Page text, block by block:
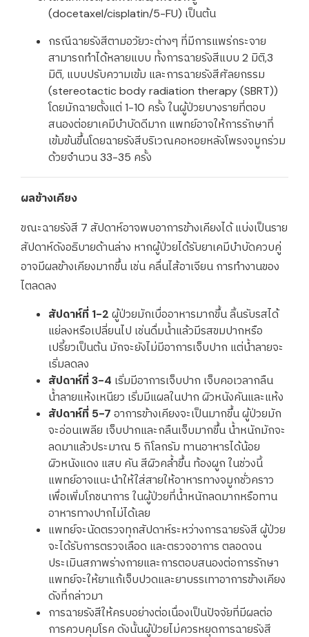
(docetaxel/cisplatin/5-FU) เป็นต้น
กรณีฉายรังสีตามอวัยวะต่างๆ ที่มีการแพร่กระจาย
สามารถทำได้หลายแบบ ทั้งการฉายรังสีแบบ 2 มิติ,​3
มิติ, แบบปรับความเข้ม และการฉายรังสีศัลยกรรม
(stereotactic body radiation therapy (SBRT))
โดยมักฉายตั้งแต่ 1-10 ครั้ง ในผู้ป่วยบางรายที่ตอบ
สนองต่อยาเคมีบำบัดดีมาก แพทย์อาจให้การรักษาที่
เข้มข้นขึ้นโดยฉายรังสีบริเวณคอหอยหลังโพรงจมูกร่วม
ด้วยจำนวน 33-35 ครั้ง
ผลข้างเคียง
ขณะฉายรังสี 7 สัปดาห์อาจพบอาการข้างเคียงได้ แบ่งเป็นราย
สัปดาห์ดังอธิบายด้านล่าง หากผู้ป่วยได้รับยาเคมีบำบัดควบคู่
อาจมีผลข้างเคียงมากขึ้น เช่น คลื่นไส้อาเจียน การทำงานของ
ไตลดลง
สัปดาห์ที่ 1-2 ผู้ป่วยมักเบื่ออาหารมากขึ้น ลิ้นรับรสได้
แย่ลงหรือเปลี่ยนไป เช่นดื่มน้ำแล้วมีรสขมปากหรือ
เปรี้ยวเป็นต้น มักจะยังไม่มีอาการเจ็บปาก แต่น้ำลายจะ
เริ่มลดลง
สัปดาห์ที่ 3-4 เริ่มมีอาการเจ็บปาก เจ็บคอเวลากลืน
น้ำลายแห้งเหนียว เริ่มมีแผลในปาก ผิวหนังคันและแห้ง
สัปดาห์ที่ 5-7 อาการข้างเคียงจะเป็นมากขึ้น ผู้ป่วยมัก
จะอ่อนเพลีย เจ็บปากและกลืนเจ็บมากขึ้น น้ำหนักมักจะ
ลดมาแล้วประมาณ 5 กิโลกรัม ทานอาหารได้น้อย
ผิวหนังแดง แสบ คัน สีผิวคล้ำขึ้น ท้องผูก ในช่วงนี้
แพทย์อาจแนะนำให้ใส่สายให้อาหารทางจมูกชั่วคราว
เพื่อเพิ่มโภชนาการ ในผู้ป่วยที่น้ำหนักลดมากหรือทาน
อาหารทางปากไม่ได้เลย
แพทย์จะนัดตรวจทุกสัปดาห์ระหว่างการฉายรังสี ผู้ป่วย
จะได้รับการตรวจเลือด และตรวจอาการ ตลอดจน
ประเมินสภาพร่างกายและการตอบสนองต่อการรักษา
แพทย์จะให้ยาแก้เจ็บปวดและยาบรรเทาอาการข้างเคียง
ดังที่กล่าวมา
การฉายรังสีให้ครบอย่างต่อเนื่องเป็นปัจจัยที่มีผลต่อ
การควบคุมโรค ดังนั้นผู้ป่วยไม่ควรหยุดการฉายรังสี